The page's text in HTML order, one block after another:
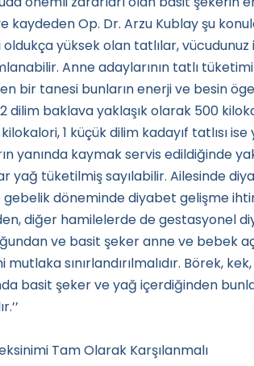
kaydeden Op. Dr. Arzu Kublay şu
yüksek olan tatlılar,
Anne adaylarının tatlı
bir tanesi bunların enerji ve besin
dilim baklava yaklaşık olarak 500
kilokalori, 1 küçük dilim kadayıf tatlısı
yanında kaymak servis edildiğinde
yağ tüketilmiş sayılabilir. Ailesinde
döneminde diyabet gelişme
diğer hamilelerde de gestasyonel
ve basit şeker anne ve bebek
sınırlandırılmalıdır. Börek,
basit şeker ve yağ içerdiğinden
Tam Olarak Karşılanmalı